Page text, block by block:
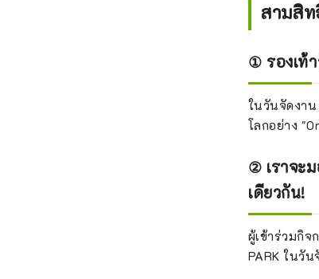
สามสิ
① รองเท้
ในวันจัดงาน
โลกอย่าง
② เราจะ
เดียวกัน!
ผู้เข้าร่วมกิจ
PARK ในวั